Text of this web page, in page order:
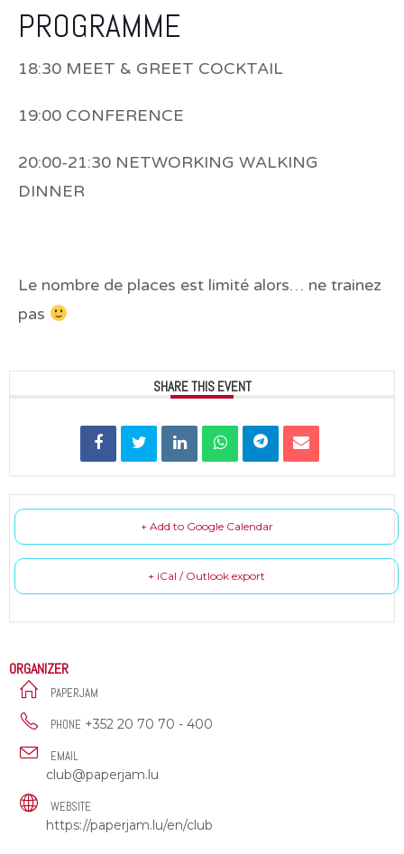
PROGRAMME
18:30 MEET & GREET COCKTAIL
19:00 CONFERENCE
20:00-21:30 NETWORKING WALKING
DINNER
Le nombre de places est limité alors… ne trainez
pas
SHARE THIS EVENT
+ Add to Google Calendar
+ iCal / Outlook export
ORGANIZER
PAPERJAM
PHONE +352 20 70 70 - 400
EMAIL
club@paperjam.lu
WEBSITE
https://paperjam.lu/en/club